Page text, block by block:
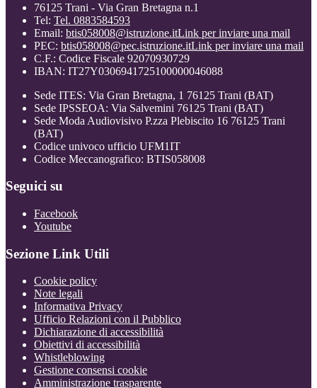
76125 Trani - Via Gran Bretagna n.1
Tel: Tel. 0883584593
Email: btis058008@istruzione.itLink per inviare una mail
PEC: btis058008@pec.istruzione.itLink per inviare una mail
C.F.: Codice Fiscale 92070930729
IBAN: IT27Y0306941725100000046088
Sede ITES: Via Gran Bretagna, 1 76125 Trani (BAT)
Sede IPSSEOA: Via Salvemini 76125 Trani (BAT)
Sede Moda Audiovisivo P.zza Plebiscito 16 76125 Trani
(BAT)
Codice univoco ufficio UFM1IT
Codice Meccanografico: BTIS058008
Seguici su
Facebook
Youtube
Sezione Link Utili
Cookie policy
Note legali
Informativa Privacy
Ufficio Relazioni con il Pubblico
Dichiarazione di accessibilità
Obiettivi di accessibilità
Whistleblowing
Gestione consensi cookie
Amministrazione trasparente